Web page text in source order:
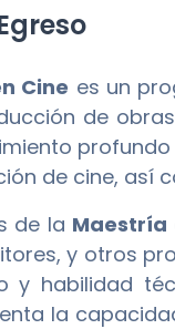
Cine es un
de
de cine, así
de la Maestría
y otros
y habilidad
la